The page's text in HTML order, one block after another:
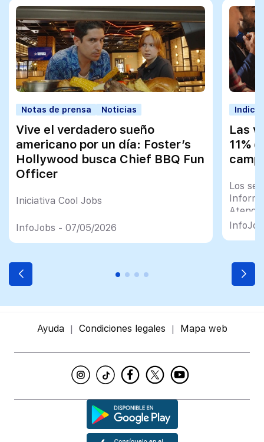
Notas de prensa Noticias
Vive el verdadero sueño
americano por un día: Foster’s
Hollywood busca Chief BBQ Fun
Officer
Iniciativa Cool Jobs
InfoJobs - 07/05/2026
Las
11%
Los
de
Ayuda Condiciones legales Mapa web